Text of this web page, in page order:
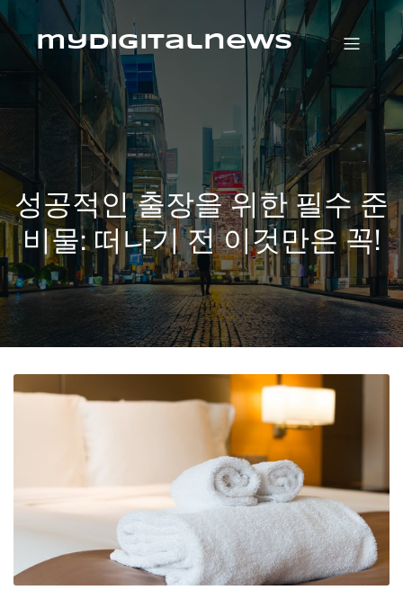
to
contentmydigitalnews
성공적인 출장을 위한 필수 준
비물: 떠나기 전 이것만은 꼭!